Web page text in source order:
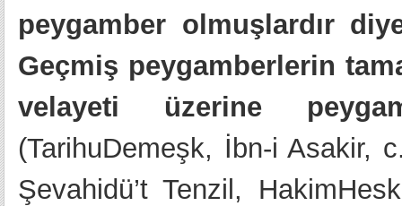
peygamber olmuşlardır
Geçmiş peygamberlerin
velayeti üzerine
(TarihuDemeşk, İbn-i Asakir,
Şevahidü’t Tenzil,